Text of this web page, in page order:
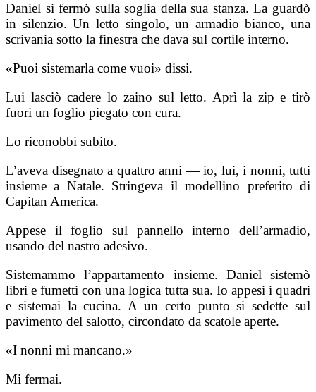
Daniel si fermò sulla soglia della sua stanza. La guardò
in silenzio. Un letto singolo, un armadio bianco, una
scrivania sotto la finestra che dava sul cortile interno.
«Puoi sistemarla come vuoi» dissi.
Lui lasciò cadere lo zaino sul letto. Aprì la zip e tirò
fuori un foglio piegato con cura.
Lo riconobbi subito.
L’aveva disegnato a quattro anni — io, lui, i nonni, tutti
insieme a Natale. Stringeva il modellino preferito di
Capitan America.
Appese il foglio sul pannello interno dell’armadio,
usando del nastro adesivo.
Sistemammo l’appartamento insieme. Daniel sistemò
libri e fumetti con una logica tutta sua. Io appesi i quadri
e sistemai la cucina. A un certo punto si sedette sul
pavimento del salotto, circondato da scatole aperte.
«I nonni mi mancano.»
Mi fermai.